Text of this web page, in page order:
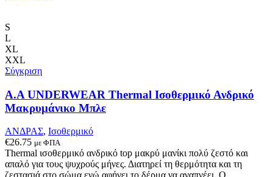
μπορούν
επιλεγούν
στη
σελίδα
προϊόντος
S
L
XL
XXL
Σύγκριση
Α.A UNDERWEAR Thermal Ισοθερμικό Ανδρικό
Μακρυμάνικο Μπλε
ΑΝΔΡΑΣ, Ισοθερμικό
€26.75 με ΦΠΑ
Thermal ισοθερμικό ανδρικό top μακρύ μανίκι πολύ ζεστό και
απαλό για τους ψυχρούς μήνες. Διατηρεί τη θερμότητα και τη